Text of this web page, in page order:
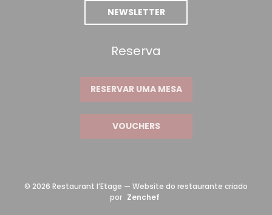
NEWSLETTER
Reserva
RESERVAR UMA MESA
VOUCHERS
© 2026 Restaurant l’Etage — Website do restaurante criado
por Zenchef((abre numa nova janela))